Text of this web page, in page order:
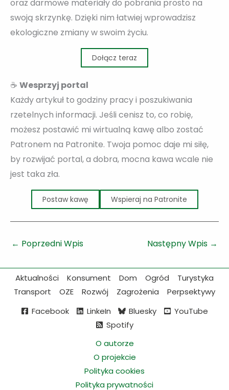
oraz darmowe materiały do pobrania prosto na
swoją skrzynkę. Dzięki nim łatwiej wprowadzisz
ekologiczne zmiany w swoim życiu.
Dołącz teraz
☕ Wesprzyj portal
Każdy artykuł to godziny pracy i poszukiwania
rzetelnych informacji. Jeśli cenisz to, co robię,
możesz postawić mi wirtualną kawę albo zostać
Patronem na Patronite. Twoja pomoc daje mi siłę,
by rozwijać portal, a dobra, mocna kawa wcale nie
jest taka zła.
Postaw kawę Wspieraj na Patronite
← Poprzedni Wpis Następny Wpis →
Aktualności Konsument Dom Ogród
Turystyka
Transport
OZE Rozwój Zagrożenia
Perpsektywy
Facebook
LinkeIn Bluesky
YouTube
Spotify
O autorze
O projekcie
Polityka cookies
Polityka prywatności